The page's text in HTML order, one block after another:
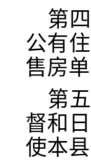
第
公有
售房单
第
督和
使本